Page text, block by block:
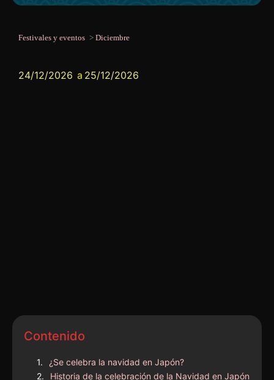
Festivales y eventos > Diciembre
24/12/2026 a 25/12/2026
Contenido
¿Se celebra la navidad en Japón?
Historia de la celebración de la Navidad en Japón